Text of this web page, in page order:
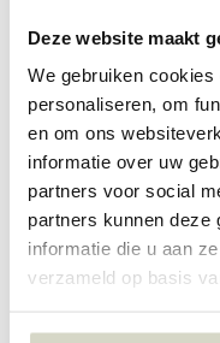
Deze website maakt
We gebruiken
personaliseren, om
en om ons
informatie over uw
partners voor social
partners kunnen deze
informatie die u aan
verzameld op basis
Materiaal: viscose
Overige: Kan gewassen
SKU